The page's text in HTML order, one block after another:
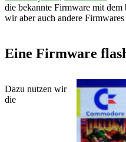
die bekannte Firmware mit
wir aber auch andere Firmwares
Eine Firmware
Dazu nutzen wir
die